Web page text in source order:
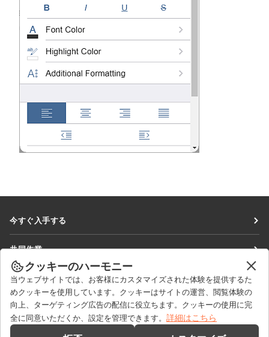
今すぐ入手する
DocSpace
Workspace
コネクター
デスクトップアプリ
共同作業
貢献者向け
翻訳者向け
インフルエンサー向け
求人情報
ニュースを見る
ブログ
ヘルプを得る
フォーラム
クッキーのハーモニー
当ウェブサイトでは、お客様にカスタマイズされた体験を提供するた
めクッキーを使用しています。クッキーはサイトの運営、閲覧体験の
向上、ターゲティング広告の配信に役立ちます。クッキーの使用に完
全に同意いただくか、設定を管理できます。 詳細はこちら